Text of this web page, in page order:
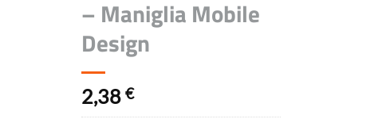
– Maniglia Mobile
Design
2,38 €